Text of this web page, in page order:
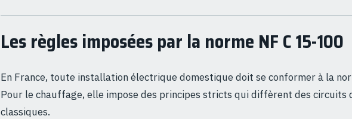
Les règles imposées par la norme NF C 15-100
En France, toute installation électrique domestique doit se conformer à la
Pour le chauffage, elle impose des principes stricts qui diffèrent des circuits
classiques.